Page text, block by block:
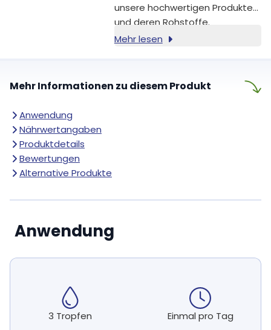
unsere hochwertigen Produkte
und deren Rohstoffe.
Mehr lesen
Mehr Informationen zu diesem Produkt
Anwendung
Nährwertangaben
Produktdetails
Bewertungen
Alternative Produkte
Anwendung
3 Tropfen Einmal pro Tag